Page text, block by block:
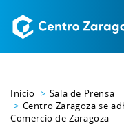
Inicio
Sala de Prensa
Centro Zaragoza se
Comercio de Zaragoza